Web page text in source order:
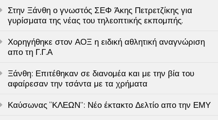
Στην Ξάνθη ο γνωστός ΣΕΦ Άκης Πετρετζίκης για
γυρίσματα της νέας του τηλεοπτικής εκπομπής.
Χορηγήθηκε στον ΑΟΞ η ειδική αθλητική αναγνώριση
απο τη Γ.Γ.Α
Ξάνθη: Επιτέθηκαν σε διανομέα και με την βία του
αφαίρεσαν την τσάντα με τα χρήματα
Καύσωνας “ΚΛΕΩΝ”: Νέο έκτακτο Δελτίο απο την ΕΜΥ